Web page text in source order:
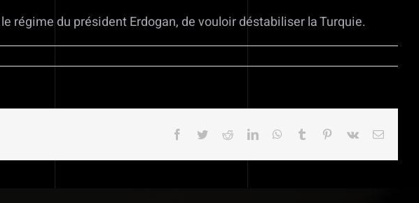
régime du président Erdogan, de vouloir déstabiliser la Turquie.
Facebook
TwitterRedditLinkedInWhatsApp
Tumblr Pinterest
Vk Email